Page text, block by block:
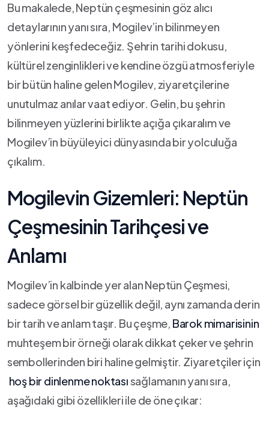
Bu makalede, Neptün çeşmesinin göz alıcı
⁤detaylarının yanı ⁢sıra, ​Mogilev’in bilinmeyen
yönlerini ⁤keşfedeceğiz. Şehrin tarihi dokusu,
kültürel zenginlikleri ve kendine ‌özgü‌ atmosferiyle
bir ‍bütün‌ haline gelen Mogilev, ziyaretçilerine
unutulmaz anılar⁣ vaat ediyor. Gelin,​ bu şehrin⁢
bilinmeyen ​yüzlerini birlikte ⁤açığa çıkaralım ​ve
Mogilev’in büyüleyici dünyasında bir⁣ yolculuğa
çıkalım.
Mogilevin Gizemleri: Neptün⁣
Çeşmesinin⁣ Tarihçesi ve
Anlamı
Mogilev’in kalbinde ‍yer alan Neptün ​Çeşmesi,
sadece ‌görsel⁢ bir güzellik değil,‍ aynı zamanda derin⁤
bir tarih ve anlam ​taşır. Bu çeşme, Barok mimarisinin
muhteşem ​bir örneği⁢ olarak ⁤dikkat ⁤çeker ve ⁤şehrin
⁣sembollerinden biri⁣ haline gelmiştir. Ziyaretçiler​ için
hoş bir dinlenme noktasısağlamanın ​yanı sıra,
aşağıdaki gibi özellikleri⁤ ile de ‍öne çıkar: